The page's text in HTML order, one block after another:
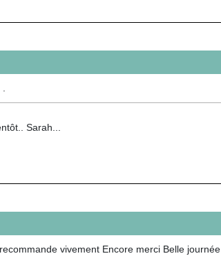
Sarah...
vivement Encore merci Belle journée